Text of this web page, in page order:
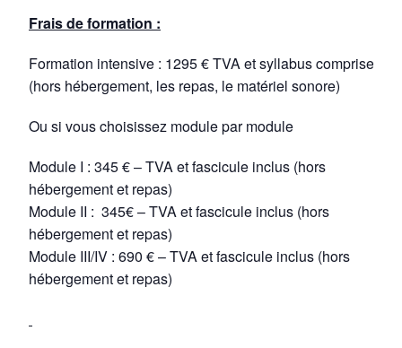
Frais de formation :
Formation intensive : 1295 € TVA et syllabus comprises
(hors hébergement, les repas, le matériel sonore)
Ou si vous choisissez module par module
Module I : 345 € – TVA et fascicule inclus (hors
hébergement et repas)
Module II : 345€ – TVA et fascicule inclus (hors
hébergement et repas)
Module III/IV : 690 € – TVA et fascicule inclus (hors
hébergement et repas)